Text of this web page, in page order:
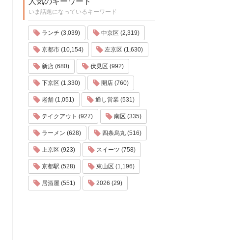
いま話題になっているキーワード
ランチ (3,039) 中京区 (2,319)
京都市 (10,154) 左京区 (1,630)
新店 (680) 伏見区 (992)
下京区 (1,330) 開店 (760)
老舗 (1,051) 通し営業 (531)
テイクアウト (927) 南区 (335)
ラーメン (628) 四条烏丸 (516)
上京区 (923) スイーツ (758)
京都駅 (528) 東山区 (1,196)
居酒屋 (551) 2026 (29)